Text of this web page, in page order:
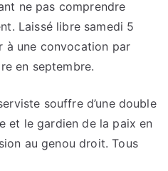
ne pas comprendre
Laissé libre samedi 5
à une convocation par
en septembre.
souffre d’une double
et le gardien de la paix en
au genou droit. Tous